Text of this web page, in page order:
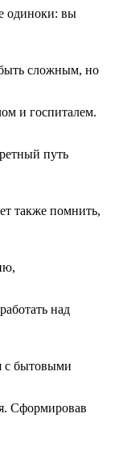
одиноки: вы
сложным, но
и госпиталем.
путь
также помнить,
над
с бытовыми
Сформировав